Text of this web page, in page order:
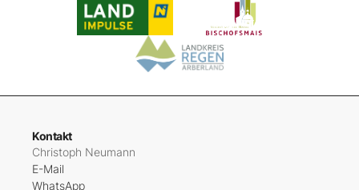
Kontakt
Christoph Neumann
E-Mail
WhatsApp